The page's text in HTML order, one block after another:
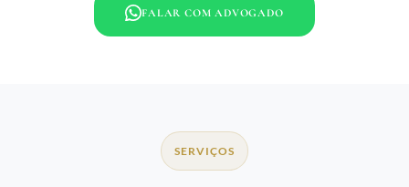
FALAR COM ADVOGADO
SERVIÇOS